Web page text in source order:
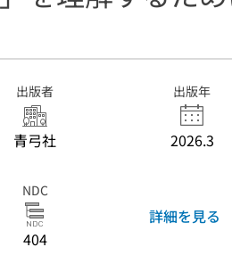
出版者
青弓社
出版年
2026.3
NDC
404
詳細を見る